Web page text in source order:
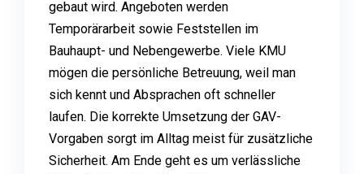
gebaut wird. Angeboten werden
Temporärarbeit sowie Feststellen im
Bauhaupt- und Nebengewerbe. Viele KMU
mögen die persönliche Betreuung, weil man
sich kennt und Absprachen oft schneller
laufen. Die korrekte Umsetzung der GAV-
Vorgaben sorgt im Alltag meist für zusätzliche
Sicherheit. Am Ende geht es um verlässliche